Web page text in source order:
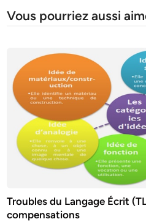
Vous pourriez aussi
Troubles du Langage Écrit
compensations